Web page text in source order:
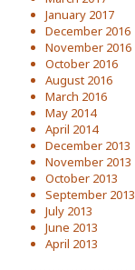
January 2017
December 2016
November 2016
October 2016
August 2016
March 2016
May 2014
April 2014
December 2013
November 2013
October 2013
September 2013
July 2013
June 2013
April 2013